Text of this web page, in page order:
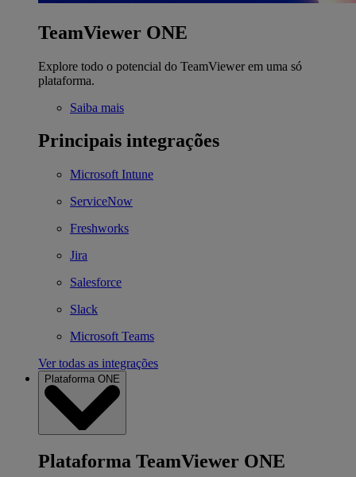
TeamViewer ONE
Explore todo o potencial do TeamViewer em uma só
plataforma.
Saiba mais
Principais integrações
Microsoft Intune
ServiceNow
Freshworks
Jira
Salesforce
Slack
Microsoft Teams
Ver todas as integrações
Plataforma ONE
Plataforma TeamViewer ONE